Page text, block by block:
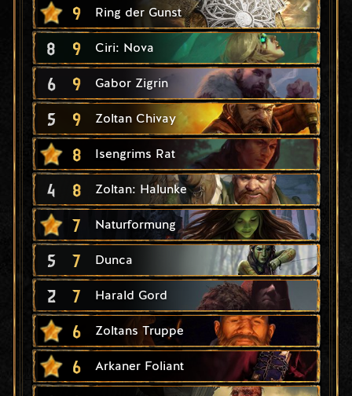
9 Ring der Gunst
8 9 Ciri: Nova
6 9 Gabor Zigrin
5 9 Zoltan Chivay
8 Isengrims Rat
4 8 Zoltan: Halunke
7 Naturformung
5 7 Dunca
2 7 Harald Gord
6 Zoltans Truppe
6 Arkaner Foliant